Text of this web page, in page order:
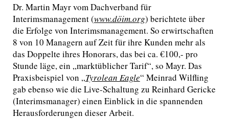
Dr. Martin Mayr vom Dachverband für
Interimsmanagement (www.döim.org) berichtete über
die Erfolge von Interimsmanagement. So erwirtschaften
8 von 10 Managern auf Zeit für ihre Kunden mehr als
das Doppelte ihres Honorars, das bei ca. €100,- pro
Stunde läge, ein „marktüblicher Tarif“, so Mayr. Das
Praxisbeispiel von „Tyrolean Eagle“ Meinrad Wilfling
gab ebenso wie die Live-Schaltung zu Reinhard Gericke
(Interimsmanager) einen Einblick in die spannenden
Herausforderungen dieser Arbeit.